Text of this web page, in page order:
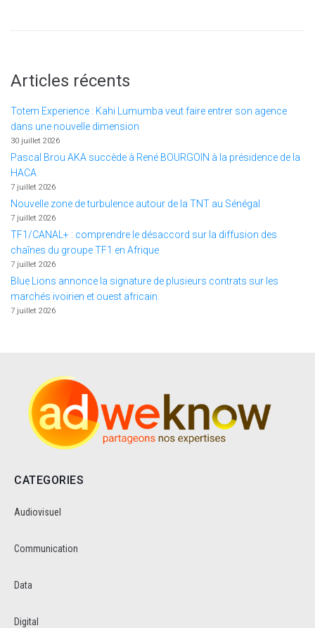
Articles récents
Totem Experience : Kahi Lumumba veut faire entrer son agence
dans une nouvelle dimension
30 juillet 2026
Pascal Brou AKA succède à René BOURGOIN à la présidence de la
HACA
7 juillet 2026
Nouvelle zone de turbulence autour de la TNT au Sénégal
7 juillet 2026
TF1/CANAL+ : comprendre le désaccord sur la diffusion des
chaînes du groupe TF1 en Afrique
7 juillet 2026
Blue Lions annonce la signature de plusieurs contrats sur les
marchés ivoirien et ouest africain.
7 juillet 2026
CATEGORIES
Audiovisuel
Communication
Data
Digital